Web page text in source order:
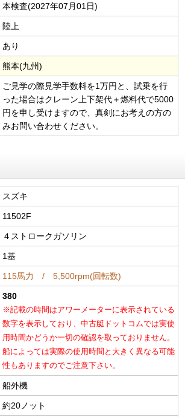
本検査(2027年07月01日)
陸上
あり
熊本(九州)
ご見学の際見学手数料を1万円と、試乗を行
った場合はクレーン上下架代＋燃料代で5000
円を申し受けますので、真剣にお考えの方の
みお問い合わせください。
スズキ
11502F
４ストロークガソリン
1基
115馬力 / 5,500rpm(回転数)
380
※記載の時間はアワーメーターに表示されている
数字を表示しており、中古艇ドットコムでは実使
用時間かどうか一切の確認を取っておりません。
船によっては実際の使用時間と大きく異なる可能
性もありますのでご注意下さい。
船外機
約20ノット